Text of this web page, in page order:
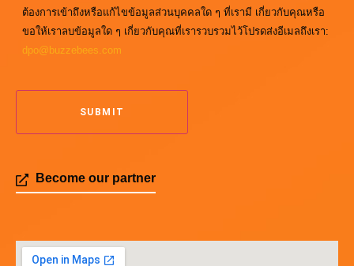
ต้องการเข้าถึงหรือแก้ไขข้อมูลส่วนบุคคลใด ๆ ที่เรามี เกี่ยวกับคุณหรือ
ขอให้เราลบข้อมูลใด ๆ เกี่ยวกับคุณที่เรารวบรวมไว้โปรดส่งอีเมลถึงเรา:
dpo@buzzebees.com
Become our partner